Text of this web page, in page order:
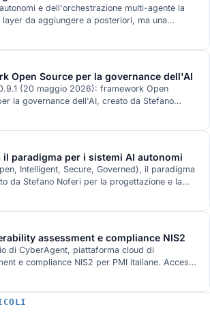
e dell'orchestrazione multi-agente la
layer da aggiungere a posteriori, ma una
Open Source di Admina è la prova
Open Source per la governance dell'AI
(20 maggio 2026): framework Open
la governance dell'AI, creato da Stefano
da noze. SDK Python + proxy Rust, 4 domini
il paradigma per i sistemi AI autonomi
Intelligent, Secure, Governed), il paradigma
da Stefano Noferi per la progettazione e la
AI autonomi. Quattro pilastri interdipendenti
assessment e compliance NIS2
di CyberAgent, piattaforma cloud di
e compliance NIS2 per PMI italiane. Accesso
poi registrazione verificata.